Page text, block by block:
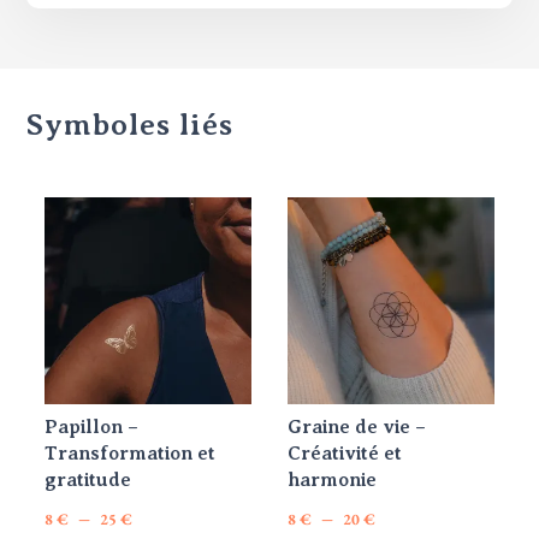
Symboles liés
Papillon –
Transformation et
gratitude
8€ – 25€Plage
Graine de vie –
Créativité et
harmonie
8€ – 20€Plage